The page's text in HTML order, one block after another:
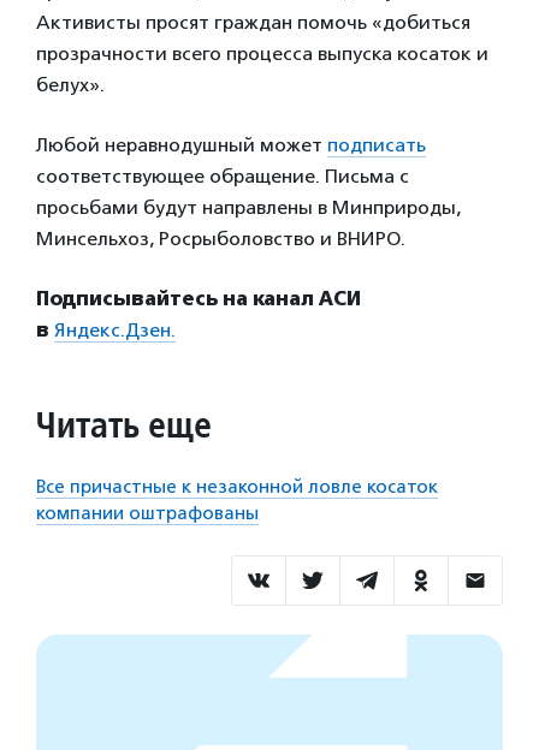
Активисты просят граждан помочь «добиться
прозрачности всего процесса выпуска косаток и
белух».
Любой неравнодушный может подписать
соответствующее обращение. Письма с
просьбами будут направлены в Минприроды,
Минсельхоз, Росрыболовство и ВНИРО.
Подписывайтесь на канал АСИ
в Яндекс.Дзен.
Читать еще
Все причастные к незаконной ловле косаток
компании оштрафованы